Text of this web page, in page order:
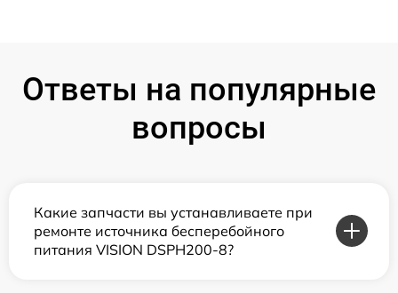
Ответы на популярные
вопросы
Какие запчасти вы устанавливаете при
ремонте источника бесперебойного
питания VISION DSPH200-8?